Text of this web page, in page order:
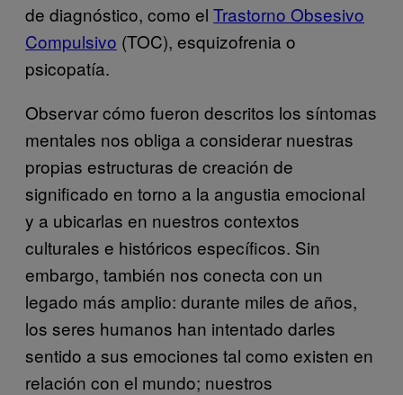
de diagnóstico, como el Trastorno Obsesivo
Compulsivo (TOC), esquizofrenia o
psicopatía.
Observar cómo fueron descritos los síntomas
mentales nos obliga a considerar nuestras
propias estructuras de creación de
significado en torno a la angustia emocional
y a ubicarlas en nuestros contextos
culturales e históricos específicos. Sin
embargo, también nos conecta con un
legado más amplio: durante miles de años,
los seres humanos han intentado darles
sentido a sus emociones tal como existen en
relación con el mundo; nuestros